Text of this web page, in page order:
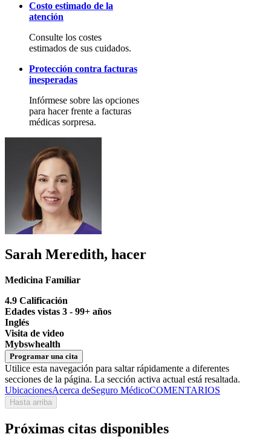
Costo estimado de la
atención
Consulte los costes
estimados de sus cuidados.
Protección contra facturas
inesperadas
Infórmese sobre las opciones
para hacer frente a facturas
médicas sorpresa.
Sarah Meredith, hacer
Medicina Familiar
4.9 Calificación
Edades vistas 3 - 99+ años
Inglés
Visita de video
Mybswhealth
Programar una cita
Utilice esta navegación para saltar rápidamente a diferentes
secciones de la página. La sección activa actual está resaltada.
UbicacionesAcerca deSeguro MédicoCOMENTARIOS
Hasta arriba
Próximas citas disponibles